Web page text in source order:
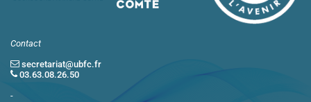
Contact
secretariat@ubfc.fr
03.63.08.26.50
-